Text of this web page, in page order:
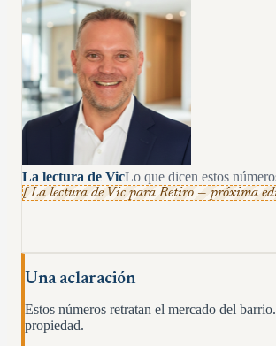
La lectura de VicLo que dicen estos
[ La lectura de Vic paraRetiro — próxima
Una aclaración
Estos números retratan el mercado del
propiedad.